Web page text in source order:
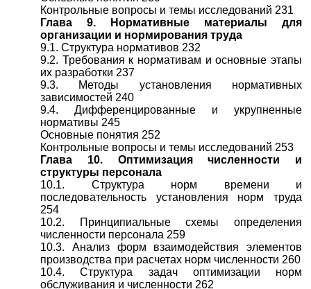
Контрольные вопросы и темы исследований 231
Глава 9. Нормативные материалы для
организации и нормирования труда
9.1. Структура нормативов 232
9.2. Требования к нормативам и основные этапы
их разработки 237
9.3. Методы установления нормативных
зависимостей 240
9.4. Дифференцированные и укрупненные
нормативы 245
Основные понятия 252
Контрольные вопросы и темы исследований 253
Глава 10. Оптимизация численности и
структуры персонала
10.1. Структура норм времени и
последовательность установления норм труда
254
10.2. Принципиальные схемы определения
численности персонала 259
10.3. Анализ форм взаимодействия элементов
производства при расчетах норм численности 260
10.4. Структура задач оптимизации норм
обслуживания и численности 262